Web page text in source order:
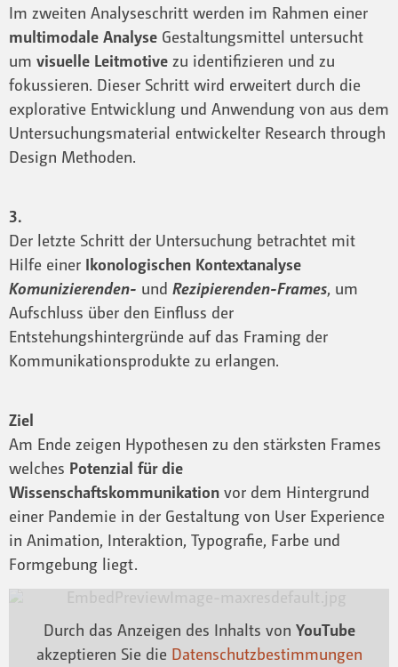
Im zweiten Analyseschritt werden im Rahmen einer
multimodale Analyse Gestaltungsmittel untersucht
um visuelle Leitmotive zu identifizieren und zu
fokussieren. Dieser Schritt wird erweitert durch die
explorative Entwicklung und Anwendung von aus dem
Untersuchungsmaterial entwickelter Research through
Design Methoden.
3.
Der letzte Schritt der Untersuchung betrachtet mit
Hilfe einer Ikonologischen Kontextanalyse
Komunizierenden- und Rezipierenden-Frames, um
Aufschluss über den Einfluss der
Entstehungshintergründe auf das Framing der
Kommunikationsprodukte zu erlangen.
Ziel
Am Ende zeigen Hypothesen zu den stärksten Frames
welches Potenzial für die
Wissenschaftskommunikation vor dem Hintergrund
einer Pandemie in der Gestaltung von User Experience
in Animation, Interaktion, Typografie, Farbe und
Formgebung liegt.
Durch das Anzeigen des Inhalts von YouTube
akzeptieren Sie die Datenschutzbestimmungen